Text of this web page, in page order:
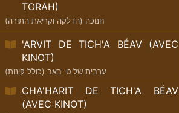
TORAH)
חנוכה (הדלקה וקריאת התורה)
'ARVIT DE TICH'A BÉAV (AVEC
KINOT)
ערבית של ט' באב (כולל קינות)
CHA'HARIT DE TICH'A BÉAV
(AVEC KINOT)